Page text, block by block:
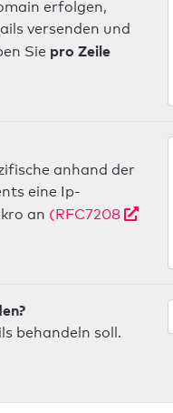
erfolgen,
versenden und
Sie pro Zeile
anhand der
eine Ip-
an (RFC7208
behandeln soll.